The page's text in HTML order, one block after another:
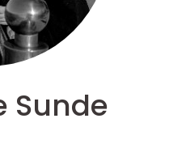
Sunde